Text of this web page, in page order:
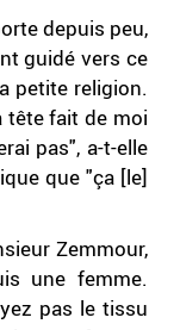
depuis peu,
guidé vers ce
petite religion.
tête fait de moi
pas", a-t-elle
que "ça [le]
Zemmour,
une femme.
pas le tissu